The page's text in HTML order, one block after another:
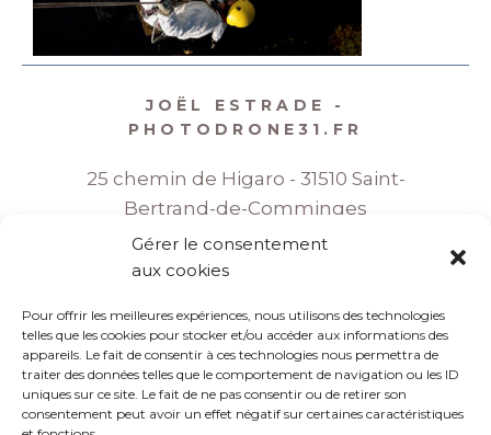
Gérer le consentement
aux cookies
Pour offrir les meilleures expériences, nous utilisons des technologies
telles que les cookies pour stocker et/ou accéder aux informations des
appareils. Le fait de consentir à ces technologies nous permettra de
traiter des données telles que le comportement de navigation ou les ID
uniques sur ce site. Le fait de ne pas consentir ou de retirer son
consentement peut avoir un effet négatif sur certaines caractéristiques
JOËL ESTRADE -
PHOTODRONE31.FR
25 chemin de Higaro - 31510 Saint-
Bertrand-de-Comminges
06 08 35 86 70
joel.estrade@wanadoo.fr
©2023 JOËL ESTRADE